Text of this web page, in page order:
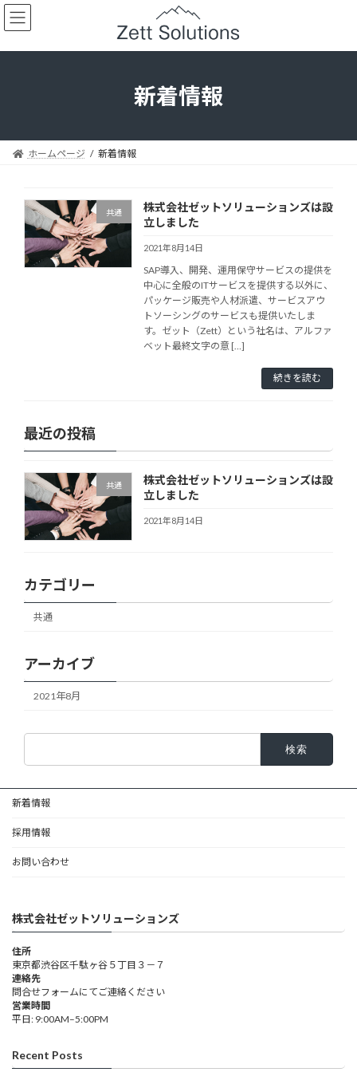
コ
ン
ン
ナ
ビ
ー
新着情報
ホームページ 新着情報
共通
株式会社ゼットソリューションズは設
立しました
2021年8月14日
SAP導入、開発、運用保守サービスの提供を
中心に全般のITサービスを提供する以外に、
パッケージ販売や人材派遣、サービスアウ
トソーシングのサービスも提供いたしま
す。ゼット（Zett）という社名は、アルファ
ベット最終文字の意 […]
続きを読む
最近の投稿
共通
株式会社ゼットソリューションズは設
立しました
2021年8月14日
カテゴリー
共通
アーカイブ
2021年8月
新着情報
採用情報
お問い合わせ
株式会社ゼットソリューションズ
住所
東京都渋谷区千駄ヶ谷５丁目３－７
連絡先
問合せフォームにてご連絡ください
営業時間
平日: 9:00AM–5:00PM
Recent Posts